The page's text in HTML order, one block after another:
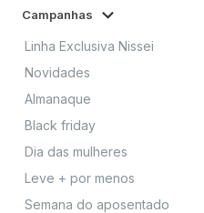
Campanhas
Linha Exclusiva Nissei
Novidades
Almanaque
Black friday
Dia das mulheres
Leve + por menos
Semana do aposentado